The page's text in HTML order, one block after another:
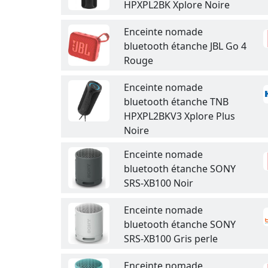
HPXPL2BK Xplore Noire
Enceinte nomade
bluetooth étanche JBL Go 4
Rouge
Enceinte nomade
bluetooth étanche TNB
HPXPL2BKV3 Xplore Plus
Noire
Enceinte nomade
bluetooth étanche SONY
SRS-XB100 Noir
Enceinte nomade
bluetooth étanche SONY
SRS-XB100 Gris perle